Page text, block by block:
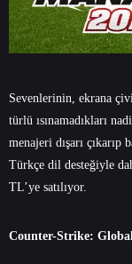
Sevenlerinin, ekrana
türlü ısınamadıkları
menajeri dışarı çıkarıp
Türkçe dil desteğiyle
TL’ye satılıyor.
Counter-Strike: